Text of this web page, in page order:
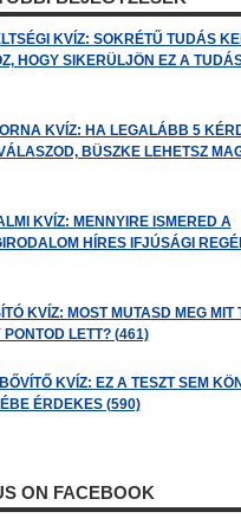
KVÍZ: SOKRÉTŰ TUDÁS
HOGY SIKERÜLJÖN EZ A
KVÍZ: HA LEGALÁBB 5
BÜSZKE LEHETSZ
KVÍZ: MENNYIRE ISMERED A
HÍRES IFJÚSÁGI
KVÍZ: MOST MUTASD MEG MIT
PONTOD LETT? (461)
KVÍZ: EZ A TESZT SEM
ÉRDEKES (590)
ON FACEBOOK